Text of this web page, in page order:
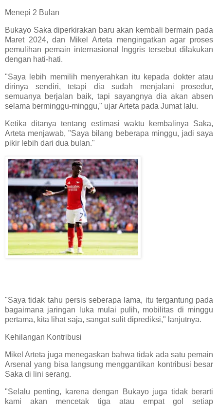
Menepi 2 Bulan
Bukayo Saka diperkirakan baru akan kembali bermain pada
Maret 2024, dan Mikel Arteta mengingatkan agar proses
pemulihan pemain internasional Inggris tersebut dilakukan
dengan hati-hati.
"Saya lebih memilih menyerahkan itu kepada dokter atau
dirinya sendiri, tetapi dia sudah menjalani prosedur,
semuanya berjalan baik, tapi sayangnya dia akan absen
selama berminggu-minggu," ujar Arteta pada Jumat lalu.
Ketika ditanya tentang estimasi waktu kembalinya Saka,
Arteta menjawab, "Saya bilang beberapa minggu, jadi saya
pikir lebih dari dua bulan."
"Saya tidak tahu persis seberapa lama, itu tergantung pada
bagaimana jaringan luka mulai pulih, mobilitas di minggu
pertama, kita lihat saja, sangat sulit diprediksi," lanjutnya.
Kehilangan Kontribusi
Mikel Arteta juga menegaskan bahwa tidak ada satu pemain
Arsenal yang bisa langsung menggantikan kontribusi besar
Saka di lini serang.
"Selalu penting, karena dengan Bukayo juga tidak berarti
kami akan mencetak tiga atau empat gol setiap